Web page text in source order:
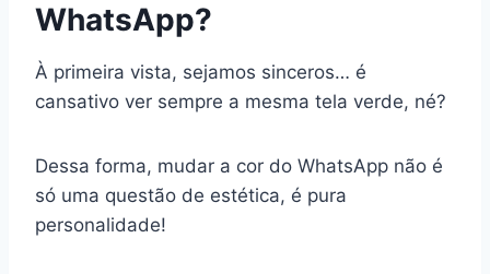
WhatsApp?
À primeira vista, sejamos sinceros… é
cansativo ver sempre a mesma tela verde, né?
Dessa forma, mudar a cor do WhatsApp não é
só uma questão de estética, é pura
personalidade!